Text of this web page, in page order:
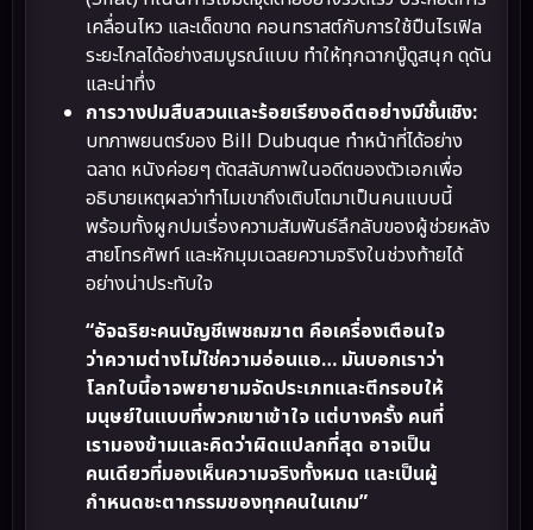
เคลื่อนไหว และเด็ดขาด คอนทราสต์กับการใช้ปืนไรเฟิล
ระยะไกลได้อย่างสมบูรณ์แบบ ทำให้ทุกฉากบู๊ดูสนุก ดุดัน
และน่าทึ่ง
การวางปมสืบสวนและร้อยเรียงอดีตอย่างมีชั้นเชิง:
บทภาพยนตร์ของ Bill Dubuque ทำหน้าที่ได้อย่าง
ฉลาด หนังค่อยๆ ตัดสลับภาพในอดีตของตัวเอกเพื่อ
อธิบายเหตุผลว่าทำไมเขาถึงเติบโตมาเป็นคนแบบนี้
พร้อมทั้งผูกปมเรื่องความสัมพันธ์ลึกลับของผู้ช่วยหลัง
สายโทรศัพท์ และหักมุมเฉลยความจริงในช่วงท้ายได้
อย่างน่าประทับใจ
“อัจฉริยะคนบัญชีเพชฌฆาต คือเครื่องเตือนใจ
ว่าความต่างไม่ใช่ความอ่อนแอ… มันบอกเราว่า
โลกใบนี้อาจพยายามจัดประเภทและตีกรอบให้
มนุษย์ในแบบที่พวกเขาเข้าใจ แต่บางครั้ง คนที่
เรามองข้ามและคิดว่าผิดแปลกที่สุด อาจเป็น
คนเดียวที่มองเห็นความจริงทั้งหมด และเป็นผู้
กำหนดชะตากรรมของทุกคนในเกม”